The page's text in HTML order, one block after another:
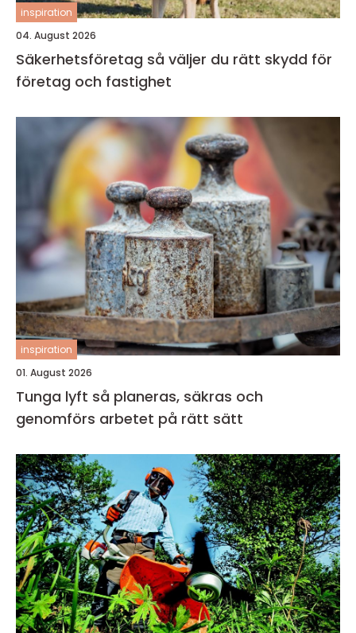
inspiration
04. August 2026
Säkerhetsföretag så väljer du rätt skydd för
företag och fastighet
inspiration
01. August 2026
Tunga lyft så planeras, säkras och
genomförs arbetet på rätt sätt